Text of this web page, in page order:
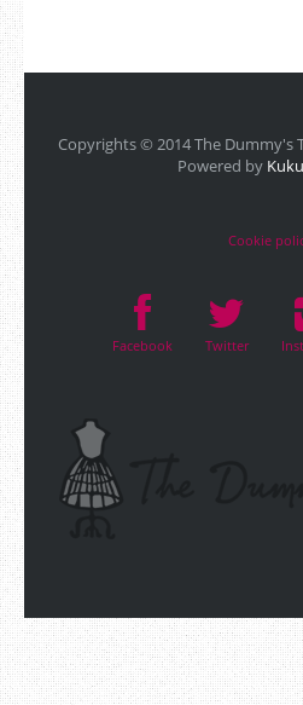
Copyrights © 2014 The Dummy's
Powered by
Cookie
Facebook Twitter